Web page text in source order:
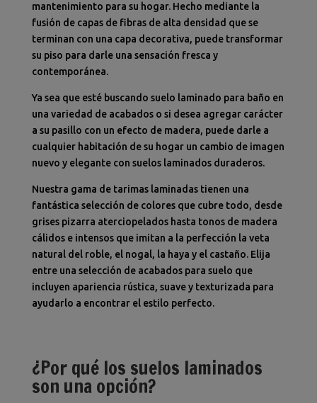
mantenimiento para su hogar. Hecho mediante la
fusión de capas de fibras de alta densidad que se
terminan con una capa decorativa, puede transformar
su piso para darle una sensación fresca y
contemporánea.
Ya sea que esté buscando suelo laminado para baño en
una variedad de acabados o si desea agregar carácter
a su pasillo con un efecto de madera, puede darle a
cualquier habitación de su hogar un cambio de imagen
nuevo y elegante con suelos laminados duraderos.
Nuestra gama de tarimas laminadas tienen una
fantástica selección de colores que cubre todo, desde
grises pizarra aterciopelados hasta tonos de madera
cálidos e intensos que imitan a la perfección la veta
natural del roble, el nogal, la haya y el castaño. Elija
entre una selección de acabados para suelo que
incluyen apariencia rústica, suave y texturizada para
ayudarlo a encontrar el estilo perfecto.
¿Por qué los suelos laminados
son una opción?